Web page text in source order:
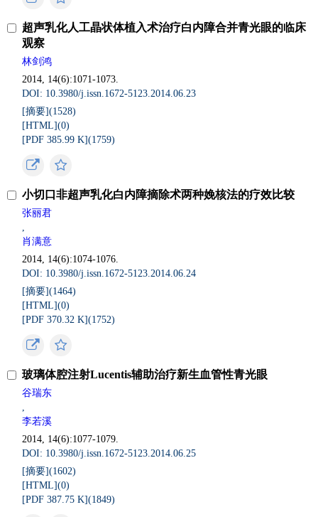
超声乳化人工晶状体植入术治疗白内障合并青光眼的临床
观察
林剑鸿
2014, 14(6):1071-1073.
DOI: 10.3980/j.issn.1672-5123.2014.06.23
[摘要](1528)
[HTML](0)
[PDF 385.99 K](1759)
小切口非超声乳化白内障摘除术两种娩核法的疗效比较
张丽君
,
肖满意
2014, 14(6):1074-1076.
DOI: 10.3980/j.issn.1672-5123.2014.06.24
[摘要](1464)
[HTML](0)
[PDF 370.32 K](1752)
玻璃体腔注射Lucentis辅助治疗新生血管性青光眼
谷瑞东
,
李若溪
2014, 14(6):1077-1079.
DOI: 10.3980/j.issn.1672-5123.2014.06.25
[摘要](1602)
[HTML](0)
[PDF 387.75 K](1849)